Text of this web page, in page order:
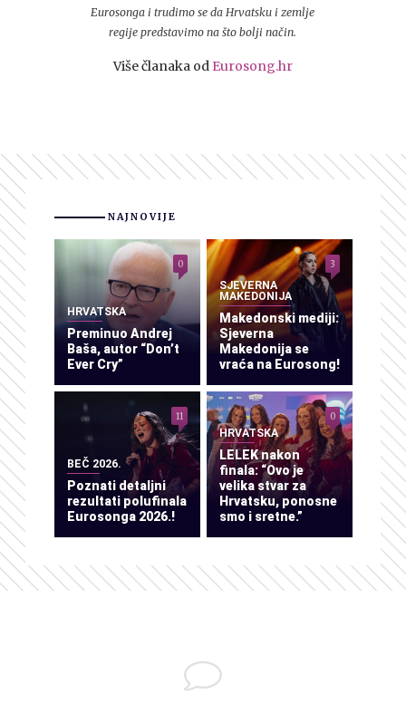
Eurosonga i trudimo se da Hrvatsku i zemlje
regije predstavimo na što bolji način.
Više članaka od Eurosong.hr
NAJNOVIJE
HRVATSKA
Preminuo Andrej
Baša, autor “Don’t
Ever Cry”
0
SJEVERNA
MAKEDONIJA
Makedonski mediji:
Sjeverna
Makedonija se
vraća na Eurosong!
3
BEČ 2026.
Poznati detaljni
rezultati polufinala
Eurosonga 2026.!
11
HRVATSKA
LELEK nakon
finala: “Ovo je
velika stvar za
Hrvatsku, ponosne
smo i sretne.”
0